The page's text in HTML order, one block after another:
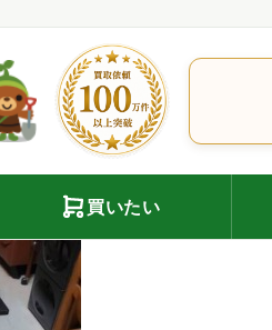
買いたい